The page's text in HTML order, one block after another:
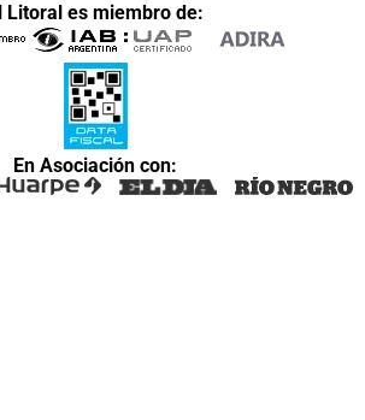
Litoral es miembro de:
En Asociación con: